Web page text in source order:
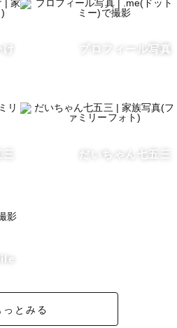
プロフィール写真
だいちゃん七五三
っとみる